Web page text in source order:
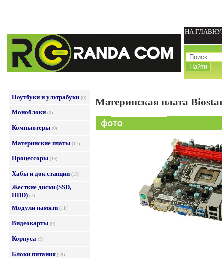
НА
Ноутбуки и ультрабуки (0)
Моноблоки (0)
Компьютеры (0)
Материнские платы (17)
Процессоры (15)
Хабы и док станции (15)
Жесткие диски (SSD,
HDD) (7)
Модули памяти (11)
Видеокарты (0)
Корпуса (5)
Блоки питания (28)
Материнская плата